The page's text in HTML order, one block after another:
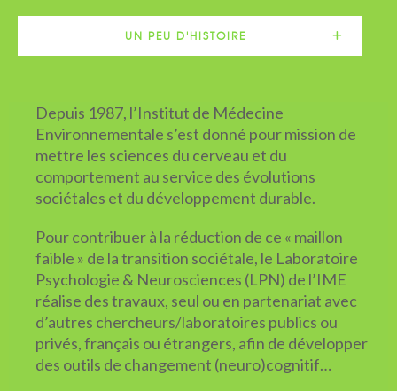
UN PEU D'HISTOIRE
Depuis 1987, l’Institut de Médecine
Environnementale s’est donné pour mission de
mettre les sciences du cerveau et du
comportement au service des évolutions
sociétales et du développement durable.
Pour contribuer à la réduction de ce « maillon
faible » de la transition sociétale, le Laboratoire
Psychologie & Neurosciences (LPN) de l’IME
réalise des travaux, seul ou en partenariat avec
d’autres chercheurs/laboratoires publics ou
privés, français ou étrangers, afin de développer
des outils de changement (neuro)cognitif…